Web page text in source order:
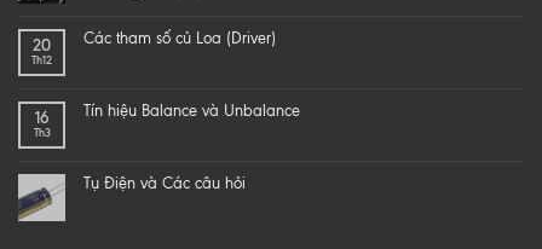
speaker
loa
Z
ĐỂ
CHẤT
20
Th12
Các tham số củ Loa (Driver)
16
Th3
Tín hiệu Balance và Unbalance
Tụ Điện và Các câu hỏi